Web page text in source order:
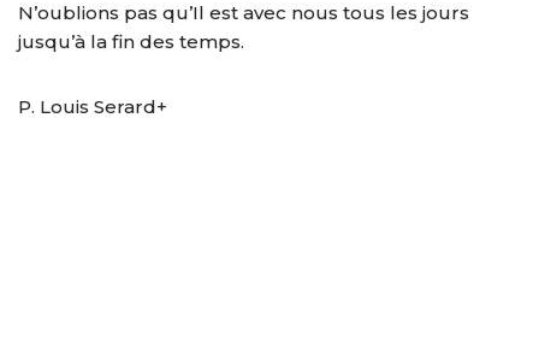
N’oublions pas qu’Il est avec nous tous les jours
jusqu’à la fin des temps.
P. Louis Serard+